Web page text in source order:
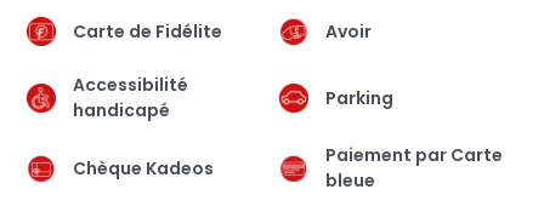
Carte de Fidélite Avoir
Accessibilité
handicapé
Parking
Chèque Kadeos
Paiement par Carte
bleue